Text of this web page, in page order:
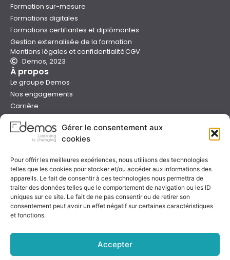
Gérer le consentement aux
cookies
Pour offrir les meilleures expériences, nous utilisons des technologies
telles que les cookies pour stocker et/ou accéder aux informations des
appareils. Le fait de consentir à ces technologies nous permettra de
traiter des données telles que le comportement de navigation ou les ID
uniques sur ce site. Le fait de ne pas consentir ou de retirer son
consentement peut avoir un effet négatif sur certaines caractéristiques
et fonctions.
Accepter
Formation sur-mesure
Formations digitales
Formations certifiantes et diplômantes
Gestion externalisée de la formation
Mentions légales et confidentialitéCGV
Demos, 2023
À propos
Le groupe Demos
Nos engagements
Carrière
Presse
Catalogues
Aide
Nous contacter
Nous trouver
Préparer sa formation
Sessions garanties
Qualité & certification